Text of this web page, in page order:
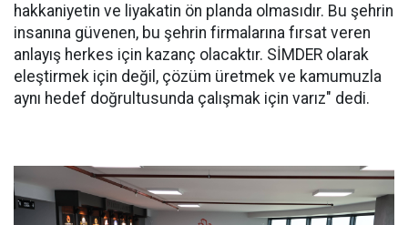
hakkaniyetin ve liyakatin ön planda olmasıdır. Bu şehrin
insanına güvenen, bu şehrin firmalarına fırsat veren
anlayış herkes için kazanç olacaktır. SİMDER olarak
eleştirmek için değil, çözüm üretmek ve kamumuzla
aynı hedef doğrultusunda çalışmak için varız" dedi.